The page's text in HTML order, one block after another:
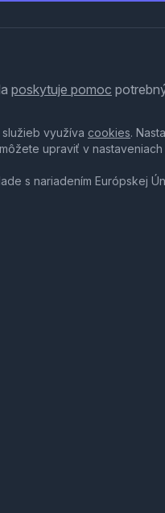
poskytuje pomoc
využíva cookies.
upraviť v nastaveniach
s nariadením Európskej